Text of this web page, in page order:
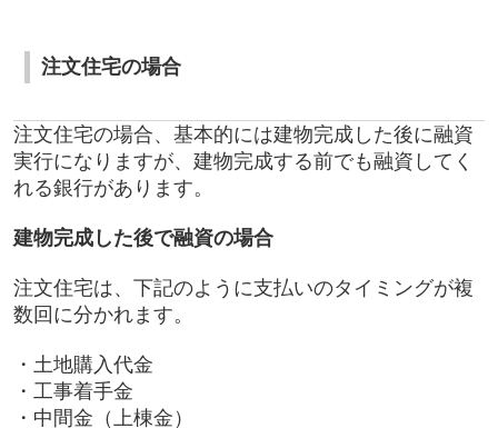
注文住宅の場合
注文住宅の場合、基本的には建物完成した後に融資
実行になりますが、建物完成する前でも融資してく
れる銀行があります。
建物完成した後で融資の場合
注文住宅は、下記のように支払いのタイミングが複
数回に分かれます。
・土地購入代金
・工事着手金
・中間金（上棟金）